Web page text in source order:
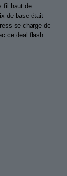
fil haut de
de base était
se charge de
ce deal flash.